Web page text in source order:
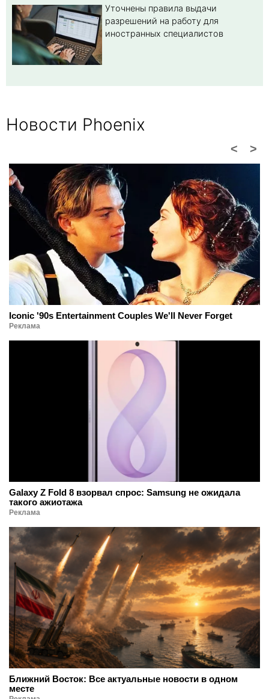
Уточнены правила выдачи
разрешений на работу для
иностранных специалистов
Новости Phoenix
>
<
Iconic '90s Entertainment Couples We'll Never Forget
Реклама
Galaxy Z Fold 8 взорвал спрос: Samsung не ожидала
такого ажиотажа
Реклама
Ближний Восток: Все актуальные новости в одном
месте